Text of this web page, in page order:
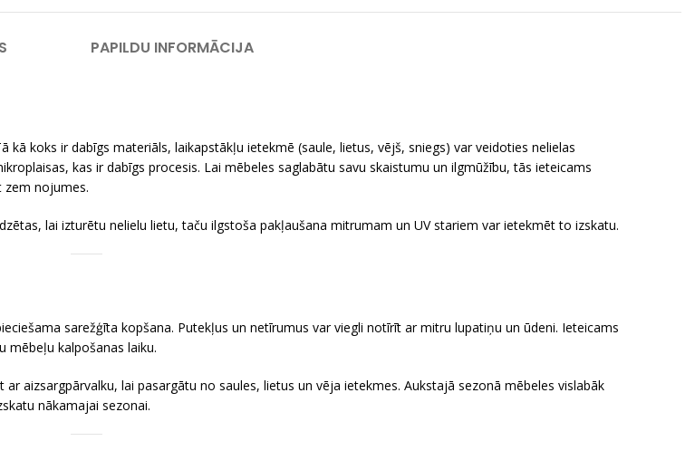
PAPILDU INFORMĀCIJA
koks ir dabīgs materiāls, laikapstākļu ietekmē (saule, lietus, vējš, sniegs) var veidoties nelielas
kas ir dabīgs procesis. Lai mēbeles saglabātu savu skaistumu un ilgmūžību, tās ieteicams
nojumes.
lai izturētu nelielu lietu, taču ilgstoša pakļaušana mitrumam un UV stariem var ietekmēt to izskatu.
sarežģīta kopšana. Putekļus un netīrumus var viegli notīrīt ar mitru lupatiņu un ūdeni. Ieteicams
mēbeļu kalpošanas laiku.
aizsargpārvalku, lai pasargātu no saules, lietus un vēja ietekmes. Aukstajā sezonā mēbeles vislabāk
nākamajai sezonai.